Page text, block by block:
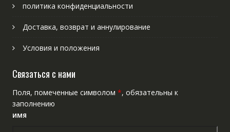
политика конфиденциальности
Доставка, возврат и аннулирование
Условия и положения
Связаться с нами
Поля, помеченные символом *, обязательны к
заполнению
имя